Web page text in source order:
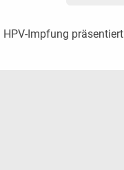
Impfung präsentiert